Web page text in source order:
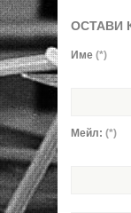
ОСТАВИ
Име (*)
Мейл: (*)